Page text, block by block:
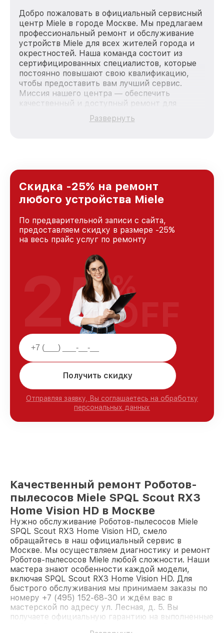
Добро пожаловать в официальный сервисный
центр Miele в городе Москве. Мы предлагаем
профессиональный ремонт и обслуживание
устройств Miele для всех жителей города и
окрестностей. Наша команда состоит из
сертифицированных специалистов, которые
постоянно повышают свою квалификацию,
чтобы предоставить вам лучший сервис.
Миссия нашего центра — обеспечить
качественный и доступный ремонт для
каждого пользователя продукции Miele, вне
зависимости от сложности поломки. Мы
и лояльности наших клиентов.
Развернуть
Скидка -25% на ремонт
любого устройства Miele
По предварительной записи с сайта,
предоставляем скидку в размере -25%
на весь прайс услуг по ремонту
Получить скидку
Отправляя заявку, Вы соглашаетесь на обработку
персональных данных
25%
OFF
Качественный ремонт Роботов-
пылесосов Miele SPQL Scout RX3
Home Vision HD в Москве
Нужно обслуживание Роботов-пылесосов Miele
SPQL Scout RX3 Home Vision HD, смело
обращайтесь в наш официальный сервис в
Москве. Мы осуществляем диагностику и ремонт
Роботов-пылесосов Miele любой сложности. Наши
мастера знают особенности каждой модели,
включая SPQL Scout RX3 Home Vision HD. Для
быстрого обслуживания мы принимаем заказы по
номеру +7 (495) 152-68-30 и ждём вас в
мастерской по адресу ул. Лесная, д. 5. Вы
получаете официальную гарантию на выполненные